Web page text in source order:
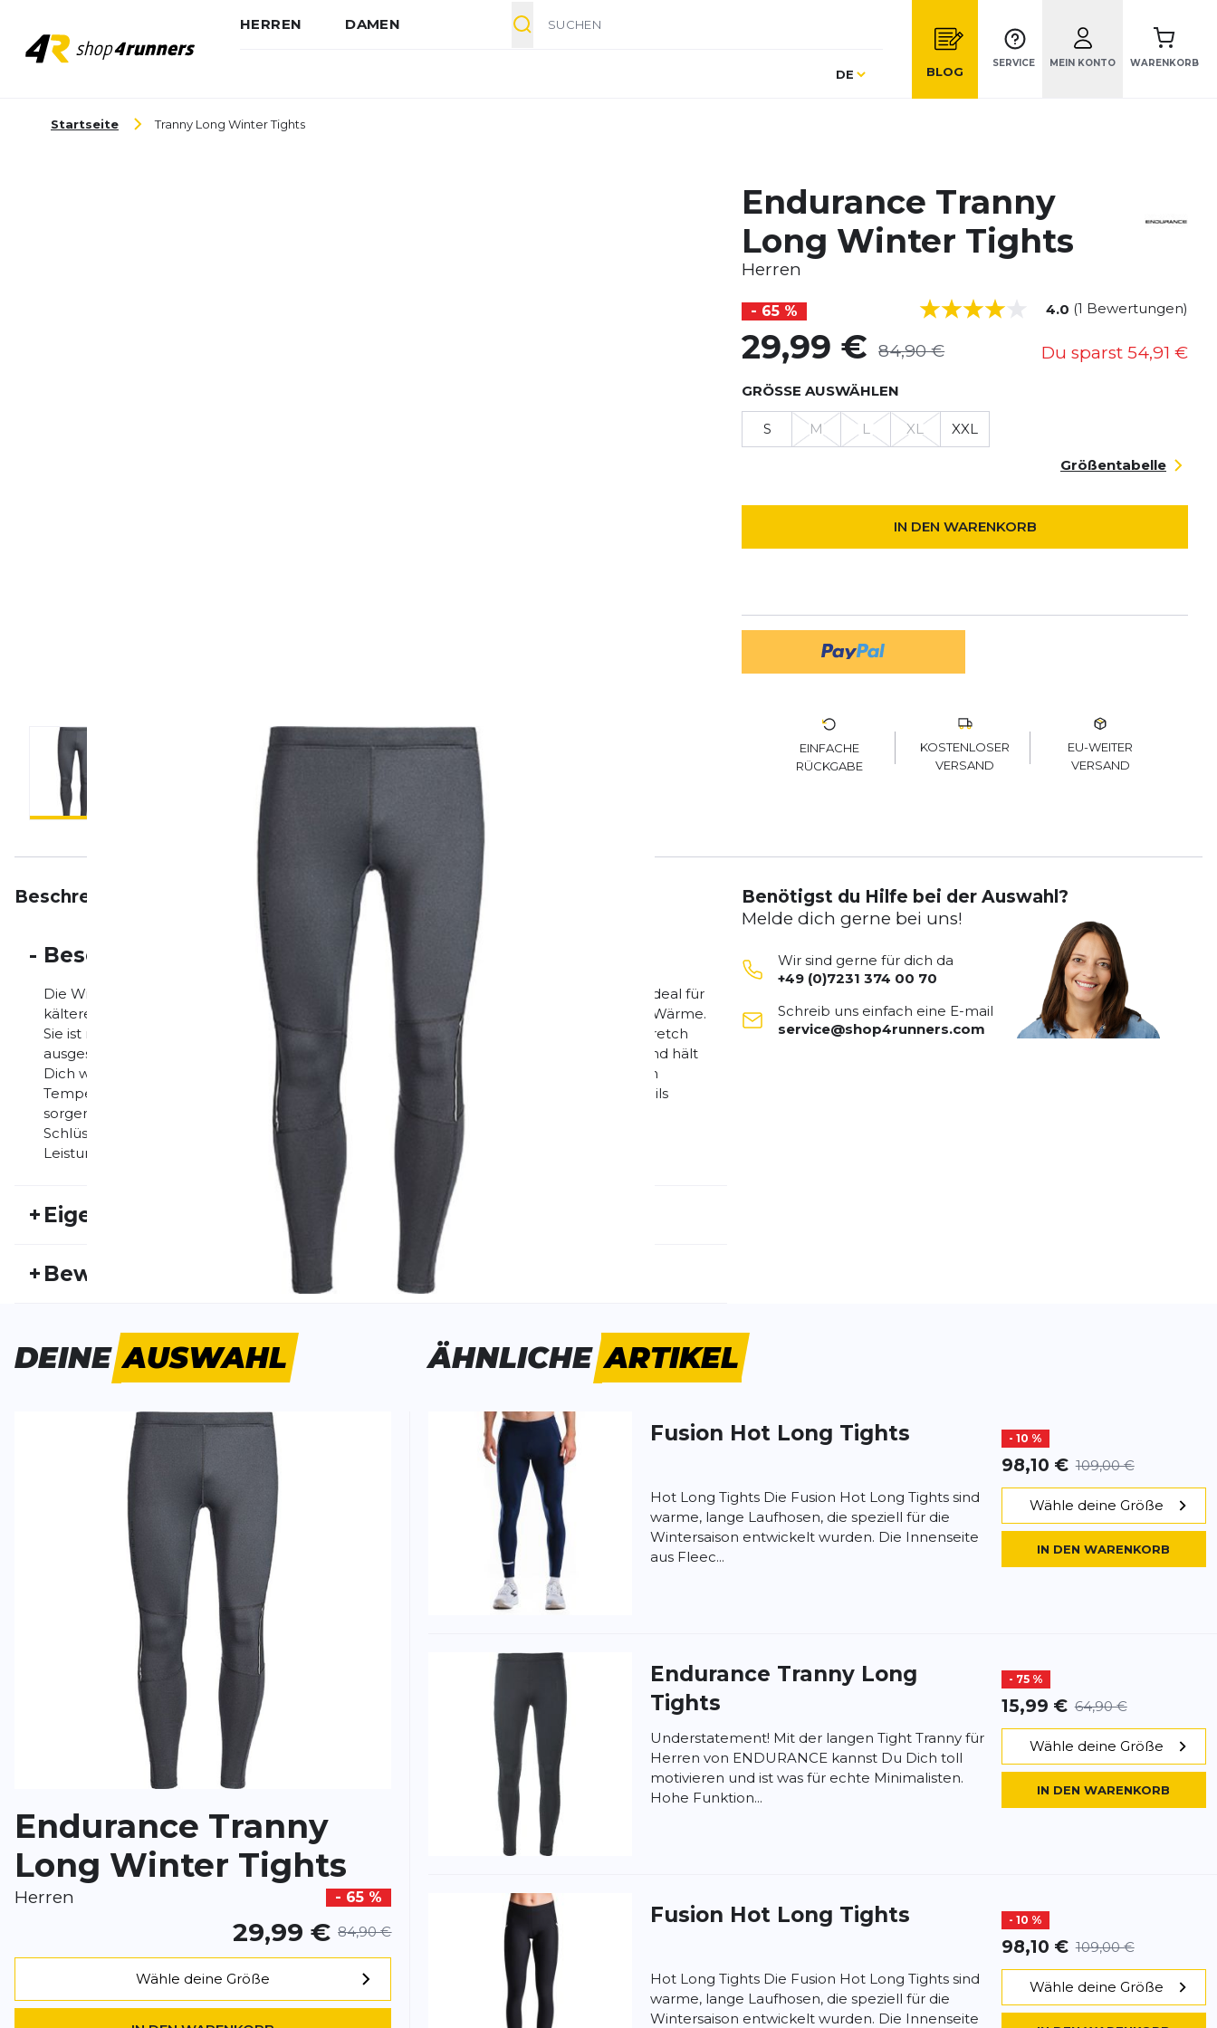
HERREN DAMEN
Sprache
DE BLOG
SERVICE MEIN KONTO WARENKORB
Startseite Tranny Long Winter Tights
Endurance Tranny
Long Winter Tights
Herren
- 65 % 4.0 (1 Bewertungen)
29,99 € 84,90 € Du sparst 54,91 €
GRÖSSE AUSWÄHLEN
S M L XL XXL
Größentabelle
IN DEN WARENKORB
EINFACHE
RÜCKGABE
KOSTENLOSER
VERSAND
EU-WEITER
VERSAND
Beschreibung Eigenschaften Bewertungen
- Beschreibung
Die Winter-Tights »TRANNY« für Herren von ENDURANCE mit angerauter Innenseite ist ideal für
kältere Tage. Das angeraute Innenfleece sorgt für weichen Tragekomfort und gibt extra Wärme.
Sie ist mit einer bequemen Passform sowie mit einem leicht gewebeunterstützenden Stretch
ausgesattet. Das schnell trocknende, atmungsaktive Material ist komfortabel zutragen und hält
Dich warm. Die Mesh-Einsätze mit Waben-Struktur in den Kniekehlen ermöglichen einen
Temperaturaustausch wenn Du beim Workout auf Hochtouren bist. Reflektierende Details
sorgen für gute Sichtbarkeit bei Dunkelheit. Eine hintere Reißverschlusstasche für einen
Schlüssel rundet die hohe Funktionalität der Wintertights perfekt ab. Ein top Preis-
Leistungsverhältnis gibt’s obendrein! 90 % Polyester, 10 % Elastan
+ Eigenschaften
ENDU19HW10007 Fremdartikelnummer:
Geschlecht:
Herren Aktivitätstyp:
+ Bewertungen
Die Hose passt gut und ist angenehm lang, ich bin 1,90 m groß. Als besonders warm empfinde
ich sie jedoch nicht und trage sie bei Temperaturen unter 15°C bis ca. 0°C. Darunter ist mir die
Fabian 20.11.25
SCHREIBE EINE BEWERTUNG
Tranny Long Winter Tights
*Pflichtfelder
BEWERTUNG HINZUFÜGEN
Dieses Formular ist durch reCAPTCHA geschützt – es gelten dieDatenschutzbestimmungen und Nutzungsbedingungenvon
Benötigst du Hilfe bei der Auswahl?
Melde dich gerne bei uns!
Wir sind gerne für dich da
+49 (0)7231 374 00 70
Schreib uns einfach eine E-mail
service@shop4runners.com
DEINEAUSWAHL
Endurance Tranny
Long Winter Tights
Herren - 65 %
29,99 € 84,90 €
Wähle deine Größe
ÄHNLICHEARTIKEL
Fusion Hot Long Tights - 10 %
98,10 € 109,00 €
Hot Long Tights Die Fusion Hot Long Tights sind
warme, lange Laufhosen, die speziell für die
Wintersaison entwickelt wurden. Die Innenseite
aus Fleec...
Wähle deine Größe
IN DEN WARENKORB
Endurance Tranny Long
Tights
- 75 %
15,99 € 64,90 €
Understatement! Mit der langen Tight Tranny für
Herren von ENDURANCE kannst Du Dich toll
motivieren und ist was für echte Minimalisten.
Hohe Funktion...
Wähle deine Größe
IN DEN WARENKORB
Fusion Hot Long Tights - 10 %
98,10 € 109,00 €
Hot Long Tights Die Fusion Hot Long Tights sind
warme, lange Laufhosen, die speziell für die
Wintersaison entwickelt wurden. Die Innenseite
Wähle deine Größe